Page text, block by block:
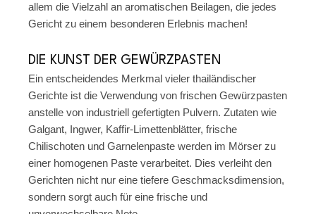
allem die Vielzahl an aromatischen Beilagen, die jedes
Gericht zu einem besonderen Erlebnis machen!
DIE KUNST DER GEWÜRZPASTEN
Ein entscheidendes Merkmal vieler thailändischer
Gerichte ist die Verwendung von frischen Gewürzpasten
anstelle von industriell gefertigten Pulvern. Zutaten wie
Galgant, Ingwer, Kaffir-Limettenblätter, frische
Chilischoten und Garnelenpaste werden im Mörser zu
einer homogenen Paste verarbeitet. Dies verleiht den
Gerichten nicht nur eine tiefere Geschmacksdimension,
sondern sorgt auch für eine frische und